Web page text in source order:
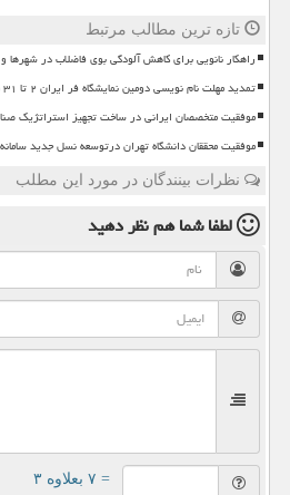
تازه ترین مطالب مرتبط
راهکار نانویی برای کاهش آلودگی بوی فاضلاب در شهرها
تمدید مهلت نام نویسی دومین نمایشگاه فر ایران ۲ تا ۳۱ مرداد
موفقیت متخصصان ایرانی در ساخت تجهیز استراتژیک
موفقیت محققان دانشگاه تهران درتوسعه نسل جدید
نظرات بینندگان در مورد این مطلب
لطفا شما همنظر دهید
= ۷ بعلاوه ۳